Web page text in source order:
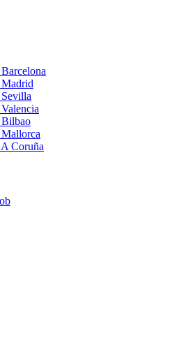
Madrid
Bilbao
Mallorca
Coruña